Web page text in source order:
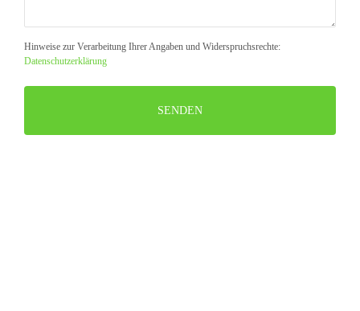
Hinweise zur Verarbeitung Ihrer Angaben und Widerspruchsrechte:
Datenschutzerklärung
dieses